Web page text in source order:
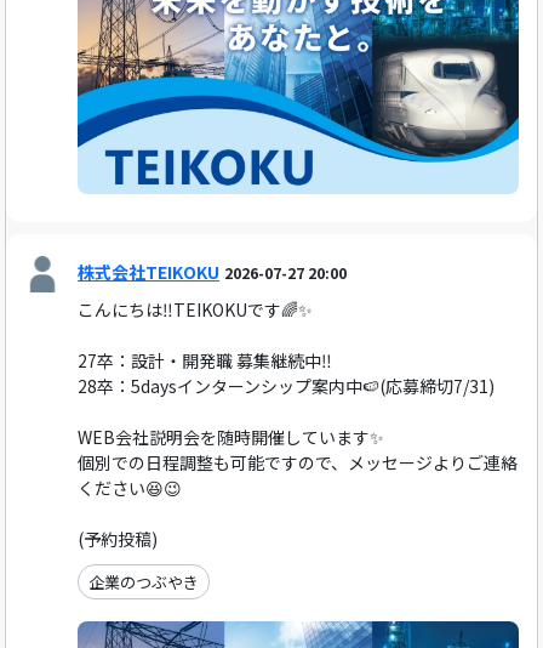
株式会社TEIKOKU 2026-07-27 20:00
こんにちは‼️TEIKOKUです🌈✨
27卒：設計・開発職 募集継続中‼️
28卒：5daysインターンシップ案内中🍉(応募締切7/31)
WEB会社説明会を随時開催しています✨
個別での日程調整も可能ですので、メッセージよりご連絡
ください😆😉
(予約投稿)
企業のつぶやき